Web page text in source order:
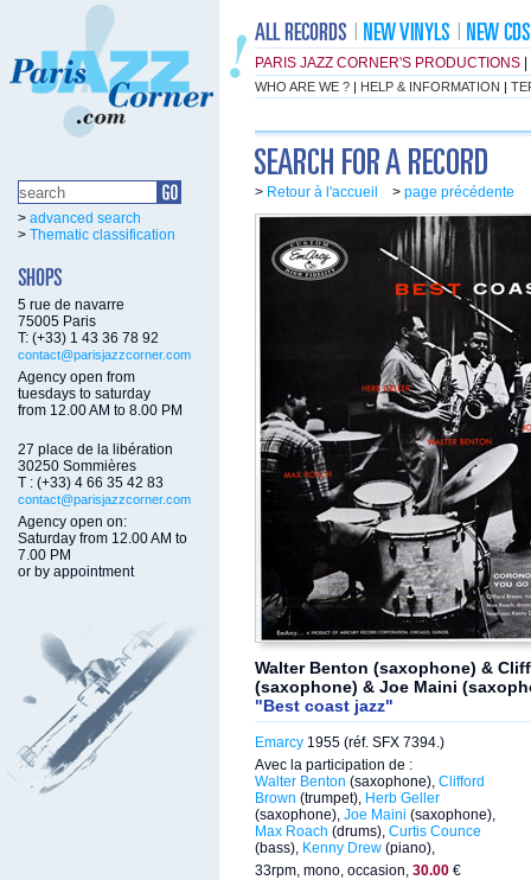
PARIS JAZZ CORNER'S PRODUCTIONS
WHO ARE WE ? | HELP & INFORMATION |
> advanced search
> Thematic classification
5 rue de navarre
75005 Paris
T: (+33) 1 43 36 78 92
contact@parisjazzcorner.com
Agency open from
tuesdays to saturday
from 12.00 AM to 8.00 PM
27 place de la libération
30250 Sommières
T : (+33) 4 66 35 42 83
contact@parisjazzcorner.com
Agency open on:
Saturday from 12.00 AM to
7.00 PM
or by appointment
> Retour à l'accueil > page précédente
Walter Benton (saxophone) &
(saxophone) & Joe Maini
"Best coast jazz"
Emarcy 1955 (réf. SFX 7394.)
Avec la participation de :
Walter Benton (saxophone), Clifford
Brown (trumpet), Herb Geller
(saxophone), Joe Maini (saxophone),
Max Roach (drums), Curtis Counce
(bass), Kenny Drew (piano),
33rpm, mono, occasion, 30.00 €